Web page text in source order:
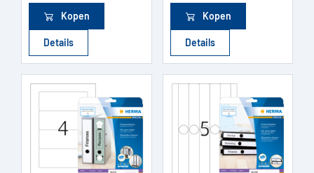
Kopen
Details
Kopen
Details